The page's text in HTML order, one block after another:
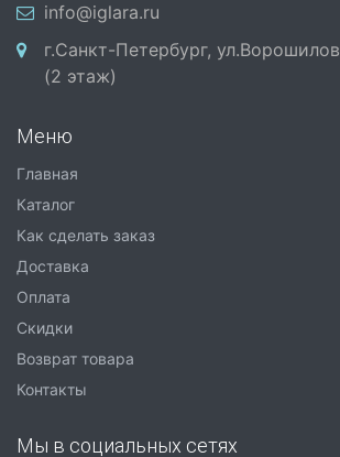
info@iglara.ru
г.Санкт-Петербург,
(2 этаж)
Меню
Главная
Каталог
Как сделать заказ
Доставка
Оплата
Скидки
Возврат товара
Контакты
Мы в социальных сетях